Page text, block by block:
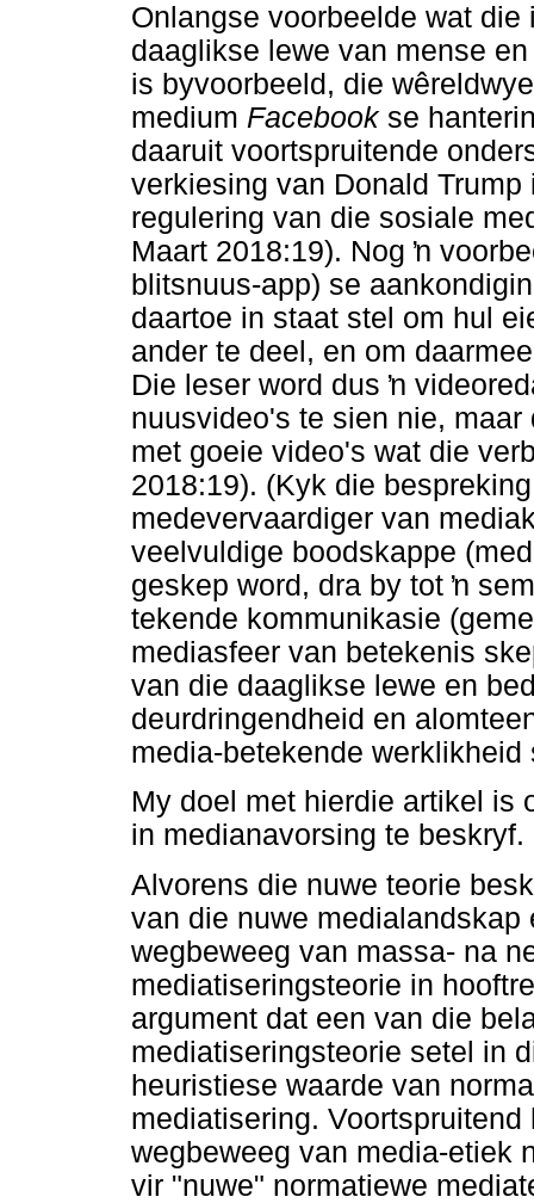
Onlangse voorbeelde wat
daaglikse lewe van mense
is byvoorbeeld, die
medium Facebookse
daaruit voortspruitende
verkiesing van Donald
regulering van die sosiale
Maart 2018:19). Nog ŉ
blitsnuus-app) se
daartoe in staat stel om hul
ander te deel, en om
Die leser word dus ŉ
nuusvideo's te sien nie,
met goeie video's wat die
2018:19). (Kyk die
medevervaardiger van
veelvuldige boodskappe
geskep word, dra by tot ŉ
tekende kommunikasie
mediasfeer van betekenis
van die daaglikse lewe en
deurdringendheid en
media-betekende
My doel met hierdie artikel is
in medianavorsing te beskryf.
Alvorens die nuwe teorie
van die nuwe
wegbeweeg van massa- na
mediatiseringsteorie in
argument dat een van die
mediatiseringsteorie setel in
heuristiese waarde van
mediatisering.
wegbeweeg van media-etiek
vir "nuwe" normatiewe